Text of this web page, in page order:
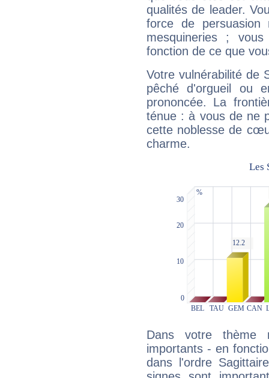
qualités de leader.
force de
mesquineries ;
fonction de ce que
Votre vulnérabilité de
pêché d'orgueil ou
prononcée. La
ténue : à vous de ne
cette noblesse de
charme.
Dans votre thème
importants - en
dans l'ordre